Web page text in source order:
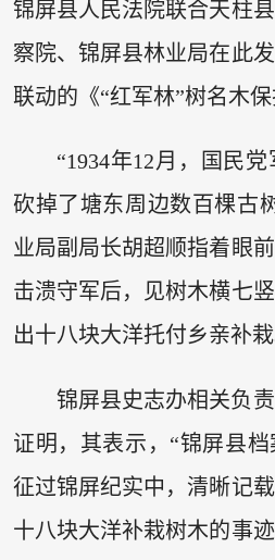
锦屏县人民法院联合天柱
察院、锦屏县林业局在此
联动的《“红军林”树名木保
“1934年12月，国民
砍掉了塘东周边数百棵古
业局副局长胡超顺指着眼
击溃守军后，见树木横七
出十八块大洋托付乡亲补栽
锦屏县史志办相关负
证明，其表示，“锦屏县
征过锦屏纪实中，清晰记
十八块大洋补栽树木的事